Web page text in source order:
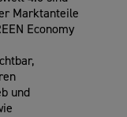
Marktanteile
Economy
und